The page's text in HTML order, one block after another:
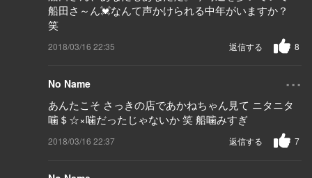
船田さ～ん💓なんて声かけられる中年がいますか？
笑
2018/03/16 22:35 8
返信する
No Name ...
あんたこそ さっきの店であかねちゃん見て ニタニタ
噛＄☆×噛だったじゃないか 笑 船噛みすぎ
2018/03/16 22:37 7
返信する